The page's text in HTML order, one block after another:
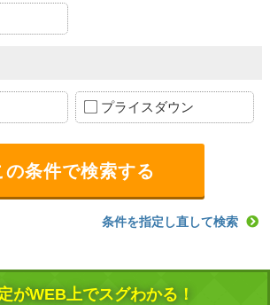
プライスダウン
条件を指定し直して検索
がWEB上でスグわかる！